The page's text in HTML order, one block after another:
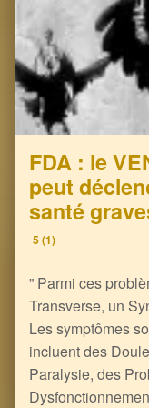
FDA : le
peut
santé
5 (1)
” Parmi ces
Transverse, un
Les symptômes
incluent des
Paralysie, des